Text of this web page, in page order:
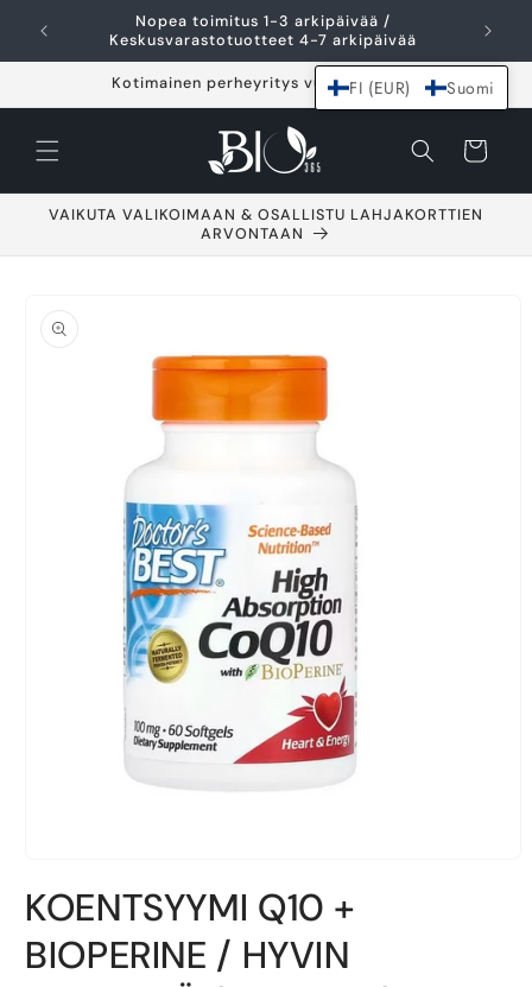
sisältöön
Nopea toimitus 1-3 arkipäivää /
Keskusvarastotuotteet 4-7 arkipäivää
Kotimainen perheyritys vuodesta 2021
Ostoskori
VAIKUTA VALIKOIMAAN & OSALLISTU LAHJAKORTTIEN
ARVONTAAN
tuotetietoihin
1
modaalisessa
ikkunassa
KOENTSYYMI Q10 +
BIOPERINE / HYVIN
FI (EUR) Suomi